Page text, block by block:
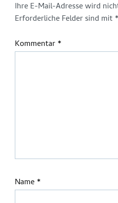
Ihre E-Mail-Adresse wird
Erforderliche Felder sind mit*
Kommentar*
Name*